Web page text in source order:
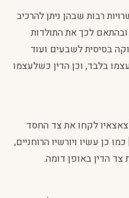
רבות שבהן ניתן להרכיב
לכך את התולדות
בסיסית לשבעים ועוד
בלבד, וכן הדין כשלעצמו
לקחו את צד החסד
כן עשיו ויורשיו הרוחניים,
הדין באופן דומה.